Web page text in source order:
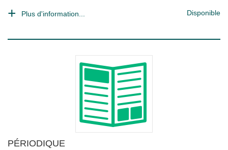
Plus d'information... Disponible
PÉRIODIQUE